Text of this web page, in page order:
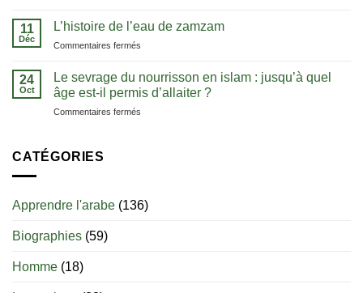
dans
comprendre
l’arabe
pour
bien
11
Déc
L’histoire de l’eau de zamzam
Commentaires fermés
l’eau
de
24
Oct
Le sevrage du nourrisson en islam : jusqu’à quel
âge est-il permis d’allaiter ?
Commentaires fermés
:
CATÉGORIES
Apprendre l'arabe (136)
Biographies (59)
Homme (18)